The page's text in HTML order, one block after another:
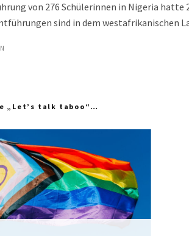
von 276 Schülerinnen in Nigeria
sind in dem westafrikanischen
„Let’s talk taboo“…